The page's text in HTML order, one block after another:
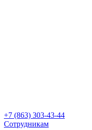
+7 (863) 303-43-44
Сотрудникам